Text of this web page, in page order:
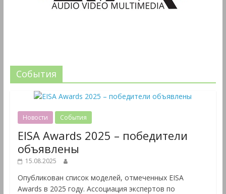
События
Новости События
EISA Awards 2025 – победители
объявлены
15.08.2025
Опубликован список моделей, отмеченных EISA
Awards в 2025 году. Ассоциация экспертов по